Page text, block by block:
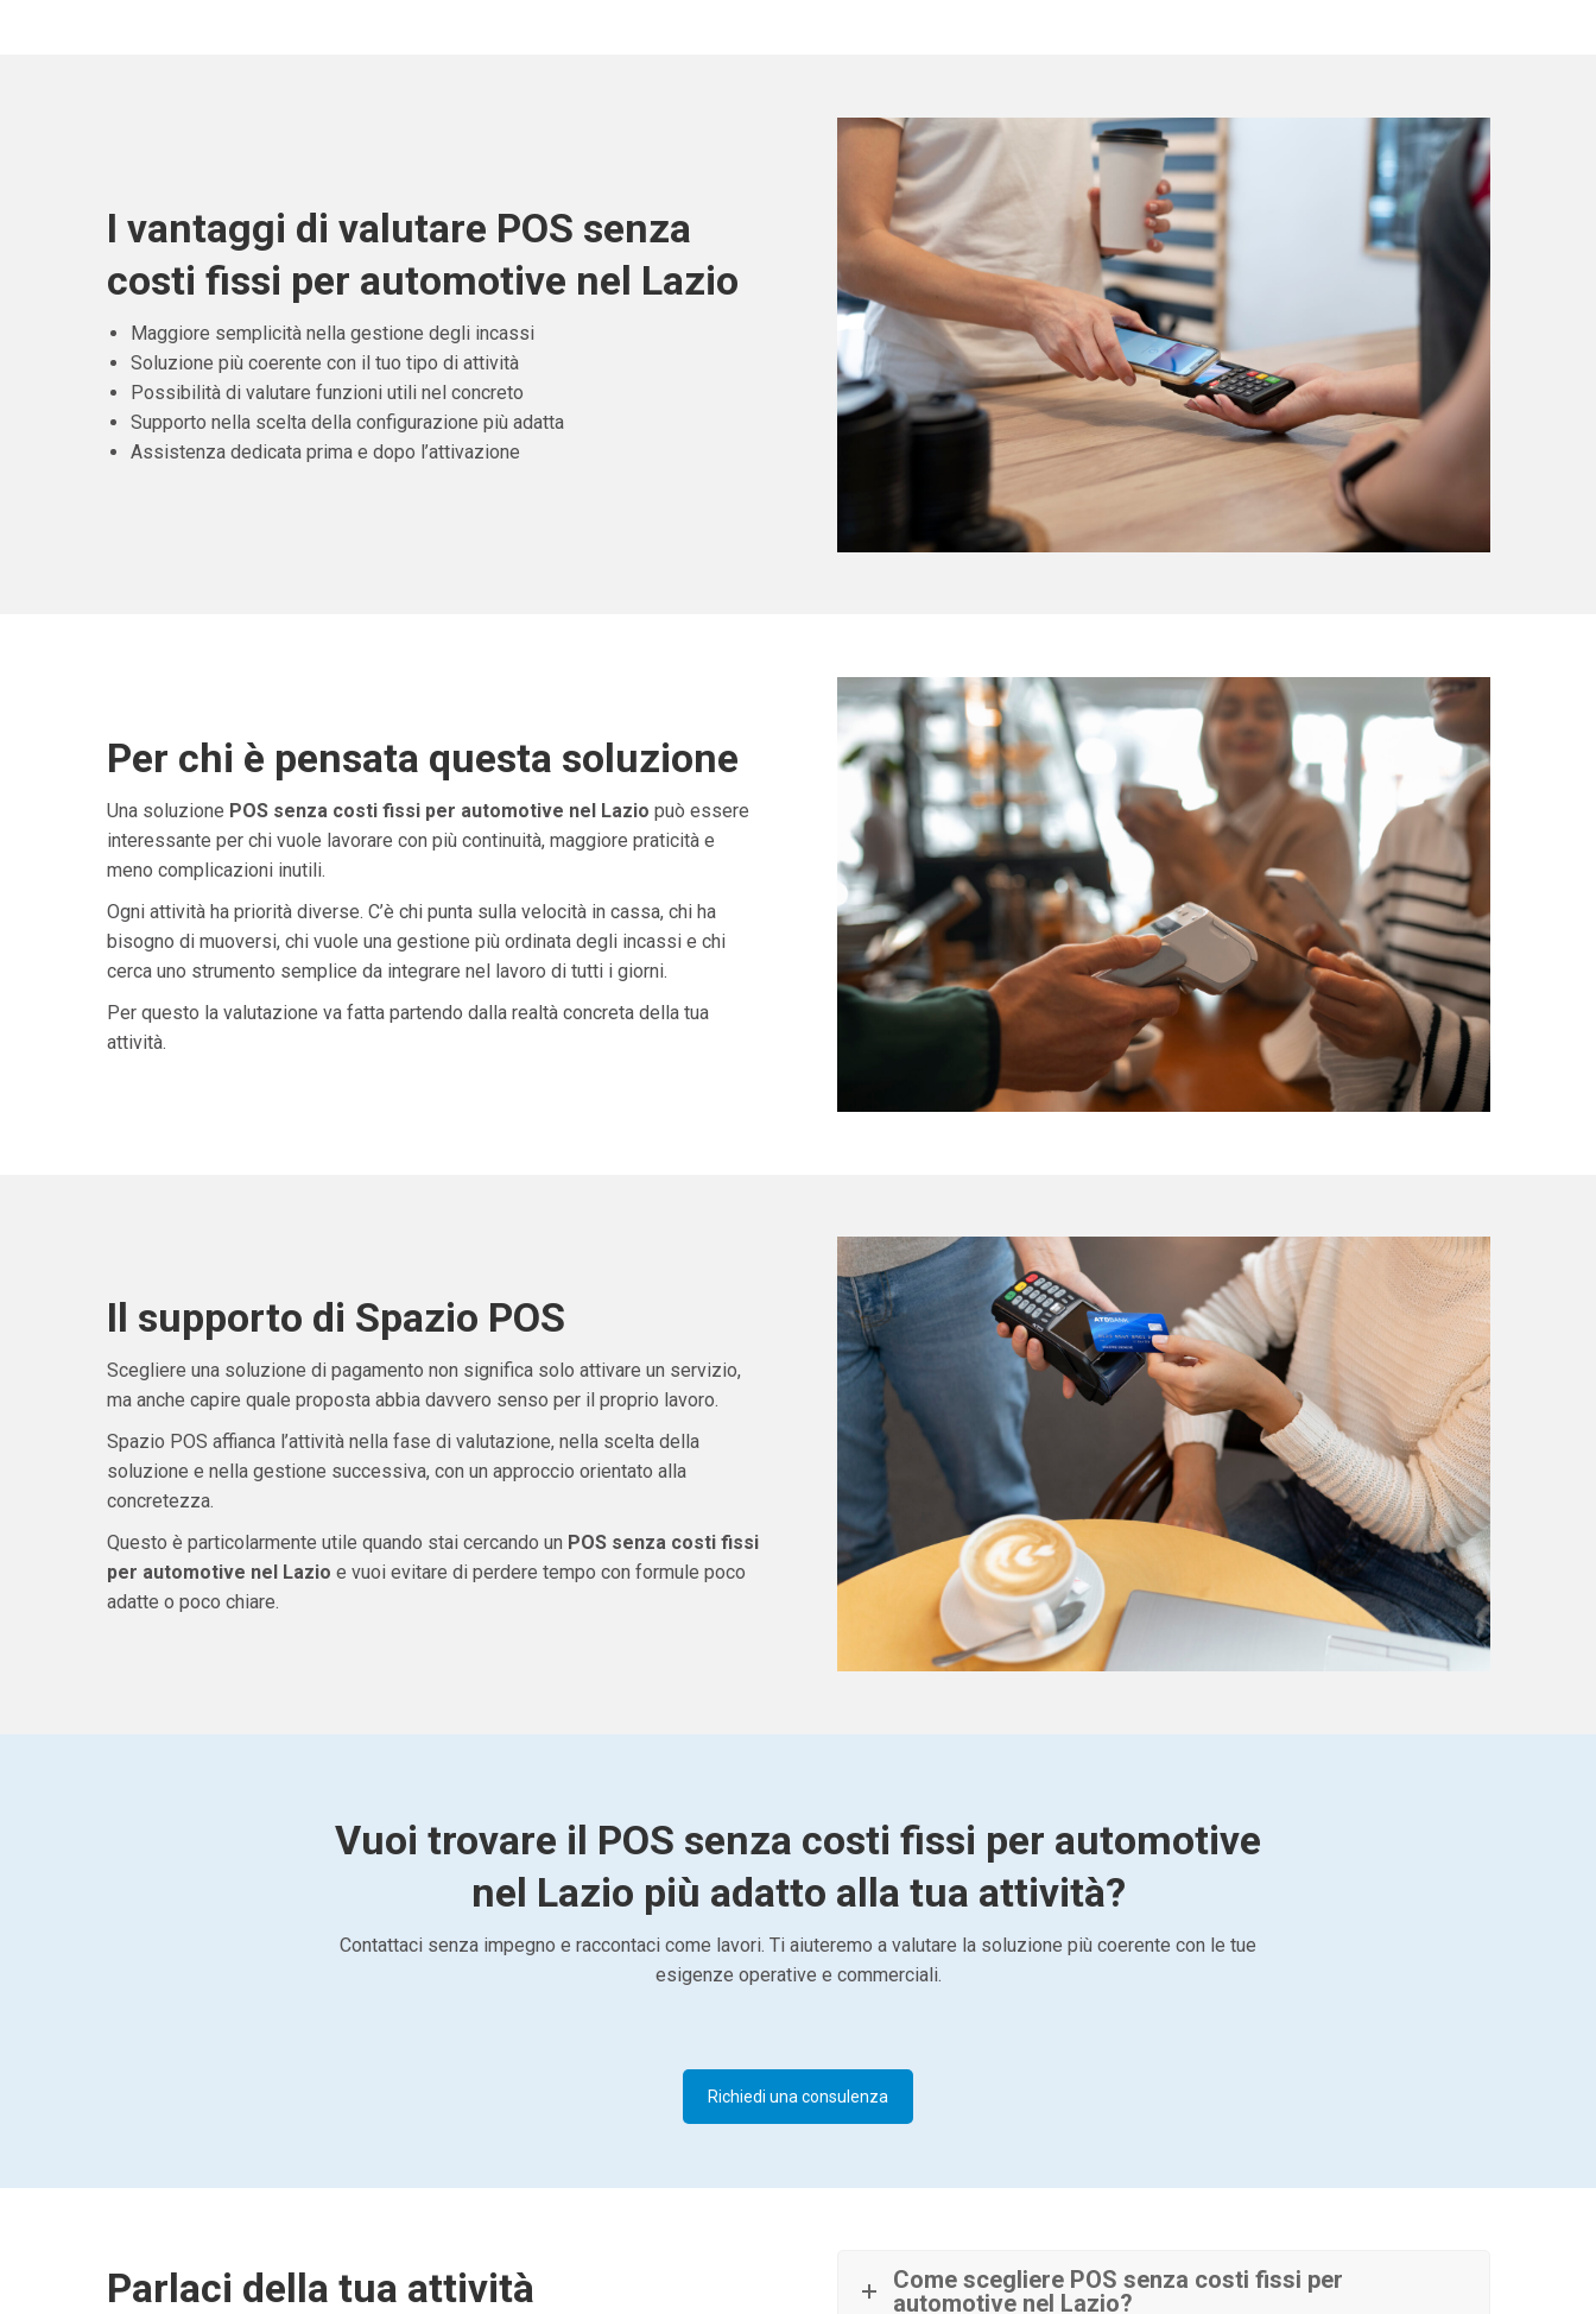
I vantaggi di valutare POS senza
costi fissi per automotive nel Lazio
Maggiore semplicità nella gestione degli incassi
Soluzione più coerente con il tuo tipo di attività
Possibilità di valutare funzioni utili nel concreto
Supporto nella scelta della configurazione più adatta
Assistenza dedicata prima e dopo l’attivazione
Per chi è pensata questa soluzione
Una soluzione POS senza costi fissi per automotive nel Lazio può essere
interessante per chi vuole lavorare con più continuità, maggiore praticità e
meno complicazioni inutili.
Ogni attività ha priorità diverse. C’è chi punta sulla velocità in cassa, chi ha
bisogno di muoversi, chi vuole una gestione più ordinata degli incassi e chi
cerca uno strumento semplice da integrare nel lavoro di tutti i giorni.
Per questo la valutazione va fatta partendo dalla realtà concreta della tua
attività.
Il supporto di Spazio POS
Scegliere una soluzione di pagamento non significa solo attivare un servizio,
ma anche capire quale proposta abbia davvero senso per il proprio lavoro.
Spazio POS affianca l’attività nella fase di valutazione, nella scelta della
soluzione e nella gestione successiva, con un approccio orientato alla
concretezza.
Questo è particolarmente utile quando stai cercando un POS senza costi fissi
per automotive nel Lazio e vuoi evitare di perdere tempo con formule poco
adatte o poco chiare.
Vuoi trovare il POS senza costi fissi per automotive
nel Lazio più adatto alla tua attività?
Contattaci senza impegno e raccontaci come lavori. Ti aiuteremo a valutare la soluzione più coerente con le tue
esigenze operative e commerciali.
Richiedi una consulenza
Parlaci della tua attività
Come scegliere POS senza costi fissi per
automotive nel Lazio?